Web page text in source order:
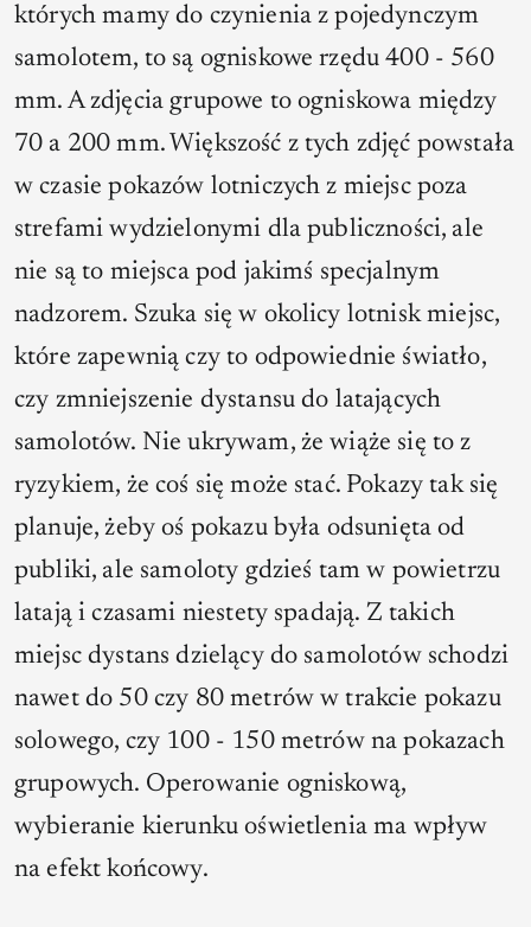
których mamy do czynienia z pojedynczym
samolotem, to są ogniskowe rzędu 400 - 560
mm. A zdjęcia grupowe to ogniskowa między
70 a 200 mm. Większość z tych zdjęć powstała
w czasie pokazów lotniczych z miejsc poza
strefami wydzielonymi dla publiczności, ale
nie są to miejsca pod jakimś specjalnym
nadzorem. Szuka się w okolicy lotnisk miejsc,
które zapewnią czy to odpowiednie światło,
czy zmniejszenie dystansu do latających
samolotów. Nie ukrywam, że wiąże się to z
ryzykiem, że coś się może stać. Pokazy tak się
planuje, żeby oś pokazu była odsunięta od
publiki, ale samoloty gdzieś tam w powietrzu
latają i czasami niestety spadają. Z takich
miejsc dystans dzielący do samolotów schodzi
nawet do 50 czy 80 metrów w trakcie pokazu
solowego, czy 100 - 150 metrów na pokazach
grupowych. Operowanie ogniskową,
wybieranie kierunku oświetlenia ma wpływ
na efekt końcowy.